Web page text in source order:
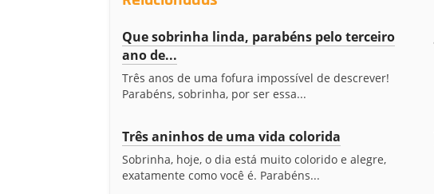
Que sobrinha linda, parabéns pelo terceiro
ano de...
Três anos de uma fofura impossível de descrever!
Parabéns, sobrinha, por ser essa...
Três aninhos de uma vida colorida
Sobrinha, hoje, o dia está muito colorido e alegre,
exatamente como você é. Parabéns...